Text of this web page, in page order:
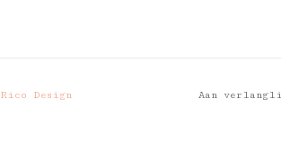
Rico Design Aan